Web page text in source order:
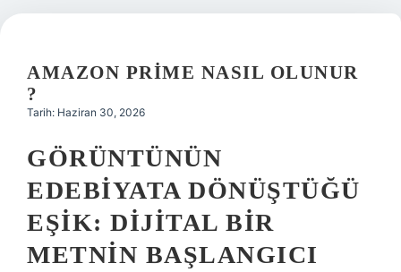
Yasal Uyarı
AMAZON PRIME NASIL OLUNUR
?
Tarih: Haziran 30, 2026
GÖRÜNTÜNÜN
EDEBIYATA DÖNÜŞTÜĞÜ
EŞIK: DIJITAL BIR
METNIN BAŞLANGICI